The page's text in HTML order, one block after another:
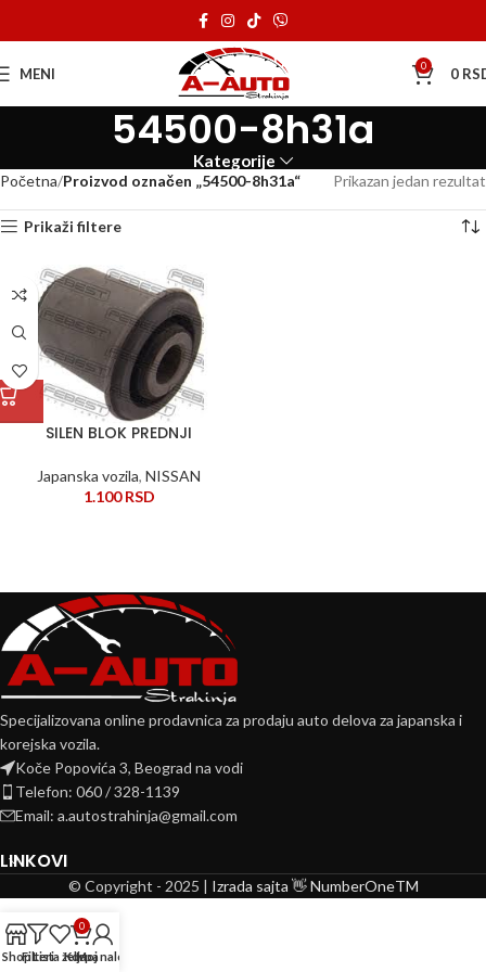
MENI 0 0
54500-8h31a
Kategorije
Početna Proizvod označen „54500-8h31a“ Prikazan jedan rezultat
Prikaži filtere
SILEN BLOK PREDNJI
Japanska vozila, NISSAN
1.100RSD
Specijalizovana online prodavnica za prodaju auto delova za japanska i
korejska vozila.
Koče Popovića 3, Beograd na vodi
Telefon: 060 / 328-1139
Email: a.autostrahinja@gmail.com
LINKOVI
© Copyright - 2025 | Izrada sajta 👋 NumberOneTM
ShopFilteri
Lista želja
0
Korpa
Moj nalog